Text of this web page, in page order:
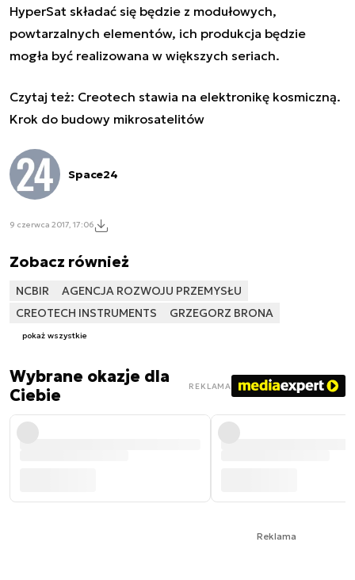
HyperSat składać się będzie z modułowych,
powtarzalnych elementów, ich produkcja będzie
mogła być realizowana w większych seriach.
Czytaj też: Creotech stawia na elektronikę kosmiczną.
Krok do budowy mikrosatelitów
Space24
9 czerwca 2017, 17:06
Zobacz również
NCBIR
AGENCJA ROZWOJU PRZEMYSŁU
CREOTECH INSTRUMENTS
GRZEGORZ BRONA
pokaż wszystkie
Wybrane okazje dla
Ciebie
REKLAMA
Reklama